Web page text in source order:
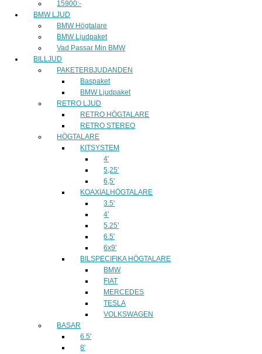
15900:-
BMW LJUD
BMW Högtalare
BMW Ljudpaket
Vad Passar Min BMW
BILLJUD
PAKETERBJUDANDEN
Baspaket
BMW Ljudpaket
RETRO LJUD
RETRO HÖGTALARE
RETRO STEREO
HÖGTALARE
KITSYSTEM
4'
5,25'
6,5'
KOAXIALHÖGTALARE
3.5'
4'
5.25'
6.5'
6x9'
BILSPECIFIKA HÖGTALARE
BMW
FIAT
MERCEDES
TESLA
VOLKSWAGEN
BASAR
6.5'
8'